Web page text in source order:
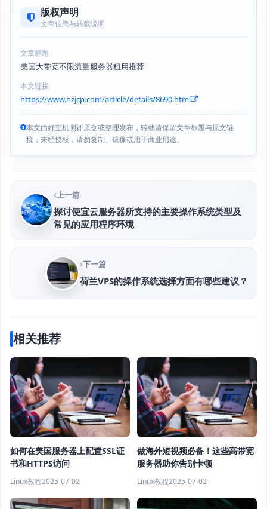
版权声明
文章信息与转载说明
文章标题
美国大带宽不限流量服务器租用推荐
本文链接
https://www.hzjcp.com/article/details/8690.html
本文由好主机测评原创或整理发布，转载请保留文章标题与原文链
接；未经授权，请勿复制、镜像或用于商业用途。
上一篇
探讨便宜云服务器所支持的主要操作系统类型及
常见的应用程序环境
下一篇
荷兰VPS的操作系统选择方面有哪些建议？
相关推荐
如何在美国服务器上配置SSL证
书和HTTPS访问
Linux教程2025-07-02
做海外短视频必备！这些高带宽
服务器助你告别卡顿
Linux教程2025-07-02